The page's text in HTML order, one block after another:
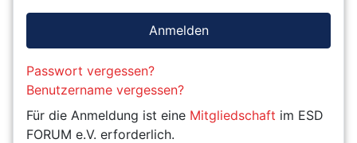
Anmelden
Passwort vergessen?
Benutzername vergessen?
Für die Anmeldung ist eine Mitgliedschaft im ESD
FORUM e.V. erforderlich.